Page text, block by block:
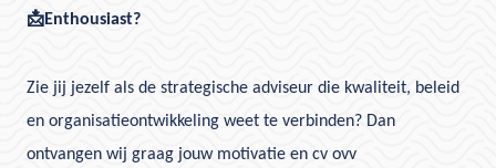
📩Enthousiast?
Zie jij jezelf als de strategische adviseur die kwaliteit, beleid
en organisatieontwikkeling weet te verbinden? Dan
ontvangen wij graag jouw motivatie en cv ovv